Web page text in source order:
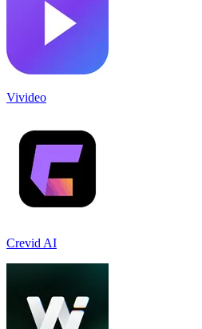
Vivideo
Crevid AI